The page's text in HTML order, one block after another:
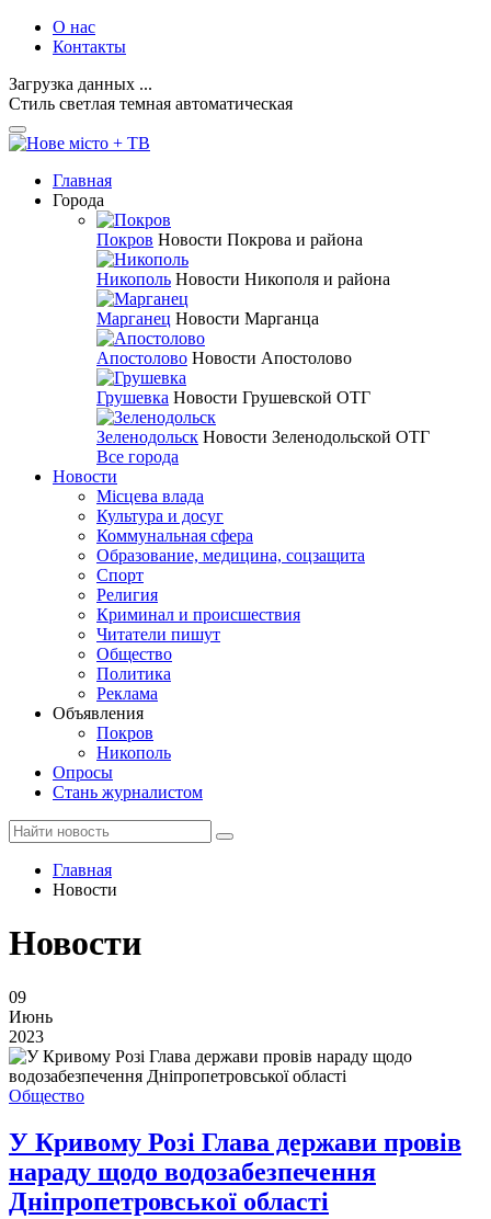
О нас
Контакты
Загрузка данных ...
Стиль светлая темная автоматическая
Главная
Города
Покров Новости Покрова и района
Никополь Новости Никополя и района
Марганец Новости Марганца
Апостолово Новости Апостолово
Грушевка Новости Грушевской ОТГ
Зеленодольск Новости Зеленодольской ОТГ
Все города
Новости
Місцева влада
Культура и досуг
Коммунальная сфера
Образование, медицина, соцзащита
Спорт
Религия
Криминал и происшествия
Читатели пишут
Общество
Политика
Реклама
Объявления
Покров
Никополь
Опросы
Стань журналистом
Главная
Новости
Новости
09
Июнь
2023
Общество
У Кривому Розі Глава держави провів
нараду щодо водозабезпечення
Дніпропетровської області